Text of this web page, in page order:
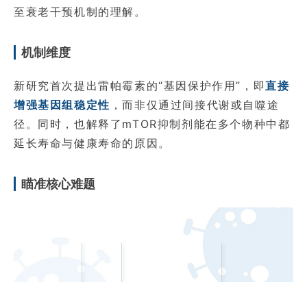
至衰老干预机制的理解。
机制维度
新研究首次提出雷帕霉素的“基因保护作用”，即直接
增强基因组稳定性 ，而非仅通过间接代谢或自噬途
径。同时，也解释了mTOR抑制剂能在多个物种中都
延长寿命与健康寿命的原因。
瞄准核心难题